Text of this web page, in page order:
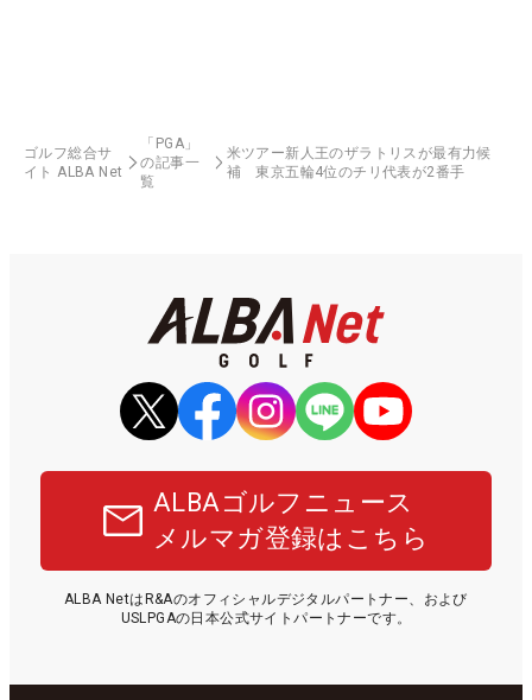
ゴルフ総合サ
イト ALBA Net
「PGA」
の記事一
覧
米ツアー新人王のザラトリスが最有力候
補 東京五輪4位のチリ代表が2番手
ALBAゴルフニュース
メルマガ登録はこちら
ALBA NetはR&Aのオフィシャルデジタルパートナー、および
USLPGAの日本公式サイトパートナーです。